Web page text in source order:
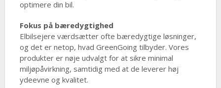
optimere din bil.
Fokus på bæredygtighed
Elbilsejere værdsætter ofte bæredygtige løsninger,
og det er netop, hvad GreenGoing tilbyder. Vores
produkter er nøje udvalgt for at sikre minimal
miljøpåvirkning, samtidig med at de leverer høj
ydeevne og kvalitet.